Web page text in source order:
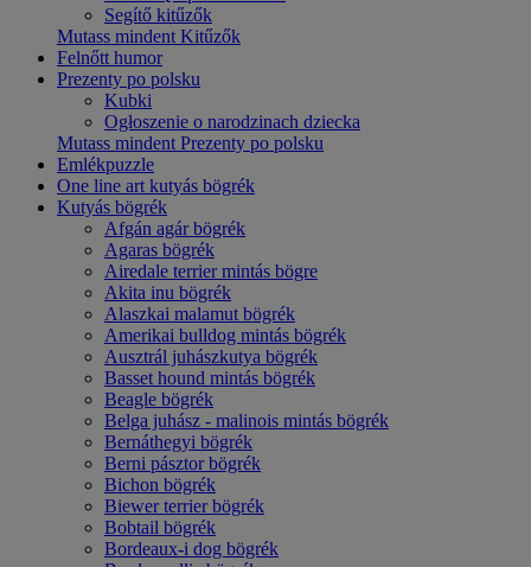
Segítő kitűzők
Mutass mindent Kitűzők
Felnőtt humor
Prezenty po polsku
Kubki
Ogłoszenie o narodzinach dziecka
Mutass mindent Prezenty po polsku
Emlékpuzzle
One line art kutyás bögrék
Kutyás bögrék
Afgán agár bögrék
Agaras bögrék
Airedale terrier mintás bögre
Akita inu bögrék
Alaszkai malamut bögrék
Amerikai bulldog mintás bögrék
Ausztrál juhászkutya bögrék
Basset hound mintás bögrék
Beagle bögrék
Belga juhász - malinois mintás bögrék
Bernáthegyi bögrék
Berni pásztor bögrék
Bichon bögrék
Biewer terrier bögrék
Bobtail bögrék
Bordeaux-i dog bögrék